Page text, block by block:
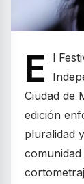
E
l
Ciudad de
edición
pluralidad